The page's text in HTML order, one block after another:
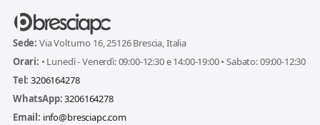
Sede: Via Volturno 16, 25126 Brescia, Italia
Orari: • Lunedì - Venerdì: 09:00-12:30 e 14:00-19:00 • Sabato: 09:00-12:30
Tel: 3206164278
WhatsApp:3206164278
Email: info@bresciapc.com